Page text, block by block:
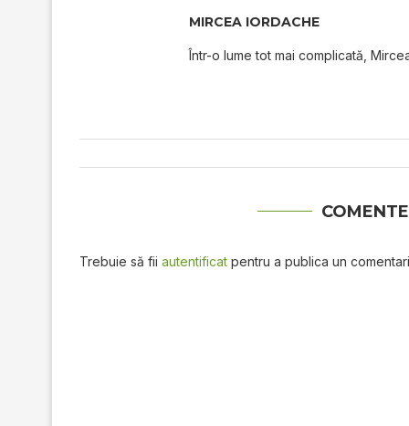
MIRCEA IORDACHE
Într-o lume tot mai complicată,
Trebuie să fii autentificat pentru a publica un